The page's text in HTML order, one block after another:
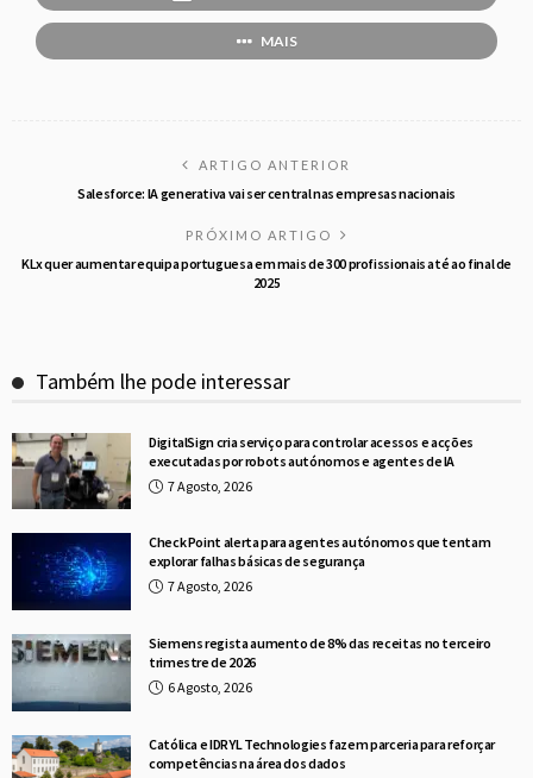
MAIS
ARTIGO ANTERIOR
Salesforce: IA generativa vai ser central nas empresas nacionais
PRÓXIMO ARTIGO
KLx quer aumentar equipa portuguesa em mais de 300 profissionais até ao final de
2025
Também lhe pode interessar
DigitalSign cria serviço para controlar acessos e acções
executadas por robots autónomos e agentes de IA
7 Agosto, 2026
Check Point alerta para agentes autónomos que tentam
explorar falhas básicas de segurança
7 Agosto, 2026
Siemens regista aumento de 8% das receitas no terceiro
trimestre de 2026
6 Agosto, 2026
Católica e IDRYL Technologies fazem parceria para reforçar
competências na área dos dados